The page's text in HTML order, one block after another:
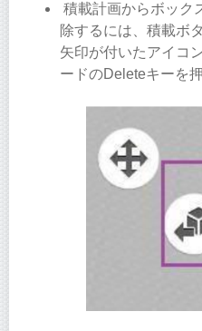
積載計画からボック
除するには、積載ボ
矢印が付いたアイコ
ードのDeleteキーを押